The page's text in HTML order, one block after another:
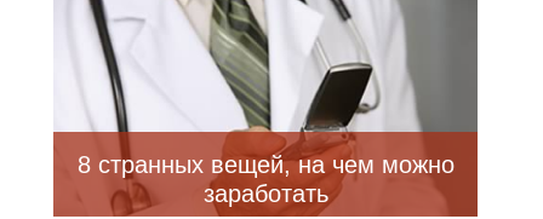
8 странных вещей, на чем можно
заработать